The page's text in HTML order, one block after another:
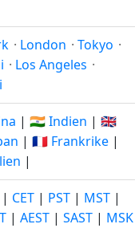
· London · Tokyo ·
· Los Angeles ·
| 🇮🇳 Indien | 🇬🇧
| 🇫🇷 Frankrike |
|
| CET | PST | MST |
| AEST | SAST | MSK